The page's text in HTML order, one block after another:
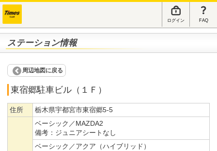
ログイン FAQ
ステーション情報
周辺地図に戻る
東宿郷駐車ビル（１Ｆ）
住所 栃木県宇都宮市東宿郷5-5
ベーシック／MAZDA2
備考： ジュニアシートなし
ベーシック／アクア（ハイブリッド）